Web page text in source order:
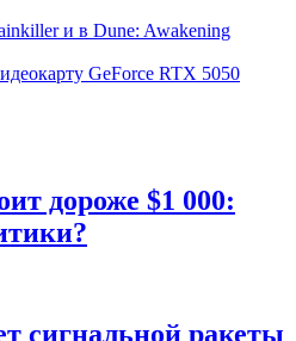
и в Dune: Awakening
GeForce RTX 5050
дороже $1 000:
сигнальной ракеты